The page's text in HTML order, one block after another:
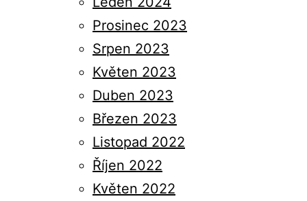
Prosinec 2023
Srpen 2023
Květen 2023
Duben 2023
Březen 2023
Listopad 2022
Říjen 2022
Květen 2022